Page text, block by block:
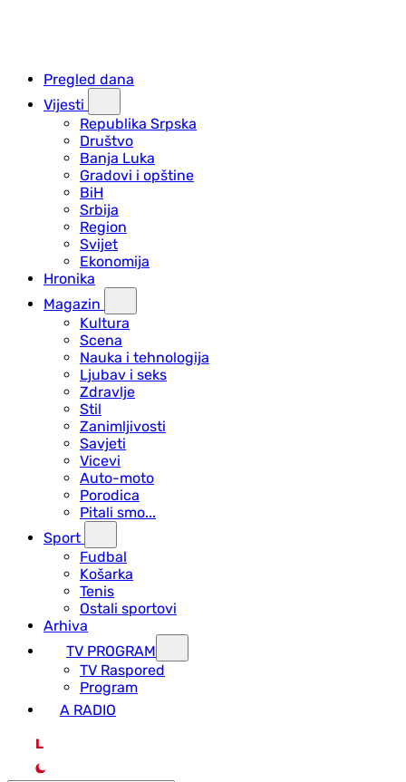
Pregled dana
Vijesti
Republika Srpska
Društvo
Banja Luka
Gradovi i opštine
BiH
Srbija
Region
Svijet
Ekonomija
Hronika
Magazin
Kultura
Scena
Nauka i tehnologija
Ljubav i seks
Zdravlje
Stil
Zanimljivosti
Savjeti
Vicevi
Auto-moto
Porodica
Pitali smo...
Sport
Fudbal
Košarka
Tenis
Ostali sportovi
Arhiva
TV PROGRAM
ТV Raspored
Program
A RADIO
L